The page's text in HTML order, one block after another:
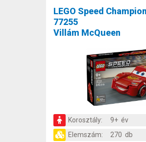
LEGO Speed
77255
Villám McQueen
Korosztály:
9+ év
Elemszám:
270 db